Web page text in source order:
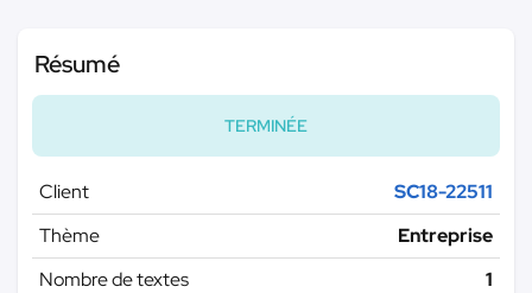
Résumé
TERMINÉE
Client
SC18-22511
Thème
Entreprise
Nombre de textes
1